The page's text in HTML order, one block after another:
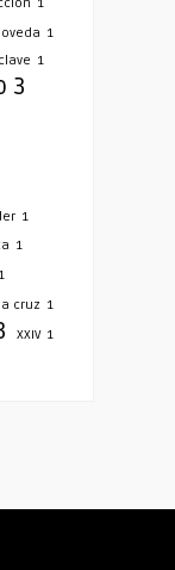
1
clave 1
3
1
1
1
cruz 1
XXIV 1